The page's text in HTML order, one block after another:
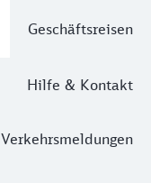
Geschäftsreisen
Hilfe & Kontakt
Verkehrsmeldungen